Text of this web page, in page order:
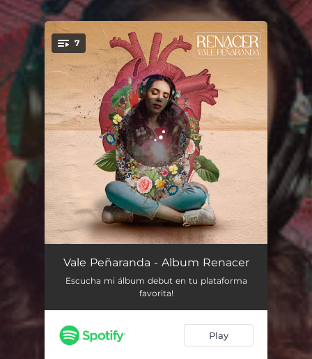
You're all set!
7
Renacer 03:50
Dejar de Amarte 03:28
Una Vez Más 02:41
Lento
Vale Peñaranda - Album Renacer
Escucha mi álbum debut en tu plataforma
favorita!
Play
.